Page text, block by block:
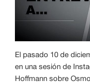
El pasado 10 de
en una sesión de
Hoffmann sobre